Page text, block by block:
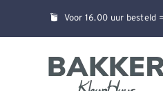
Voor 16.00 uur besteld